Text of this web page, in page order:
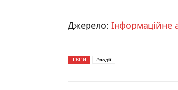
Джерело: Інформаційне
ТЕГИ #події